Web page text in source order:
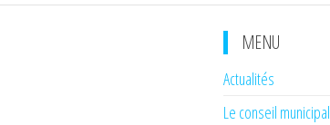
MENU
Actualités
Le conseil municipal